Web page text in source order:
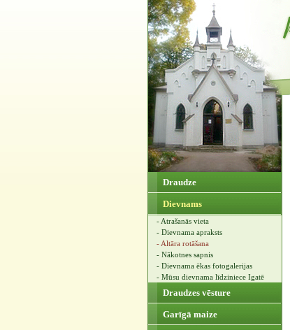
Draudze
Dievnams
- Atrašanās vieta
- Dievnama apraksts
- Altāra rotāšana
- Nākotnes sapnis
- Dievnama ēkas fotogalerijas
- Mūsu dievnama līdziniece Igatē
Draudzes vēsture
Garīgā maize